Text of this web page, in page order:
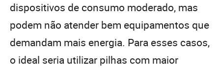
dispositivos de consumo moderado, mas
podem não atender bem equipamentos que
demandam mais energia. Para esses casos,
o ideal seria utilizar pilhas com maior